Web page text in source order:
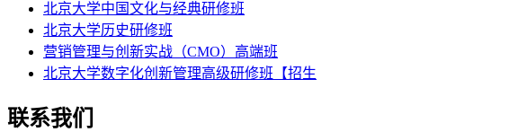
北京大学中国文化与经典研修班
北京大学历史研修班
营销管理与创新实战（CMO）高端班
北京大学数字化创新管理高级研修班【招生
联系我们